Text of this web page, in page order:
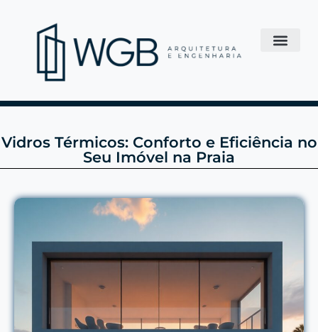
Vidros Térmicos: Conforto e Eficiência no
Seu Imóvel na Praia